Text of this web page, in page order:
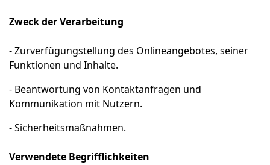
Zweck der Verarbeitung
- Zurverfügungstellung des Onlineangebotes, seiner
Funktionen und Inhalte.
- Beantwortung von Kontaktanfragen und
Kommunikation mit Nutzern.
- Sicherheitsmaßnahmen.
Verwendete Begrifflichkeiten